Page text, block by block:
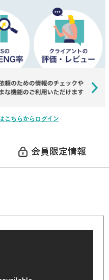
こちらからログイン
会員限定情報